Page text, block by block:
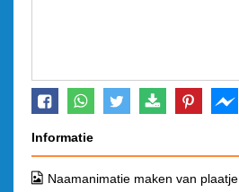
Informatie
Naamanimatie maken van plaatje